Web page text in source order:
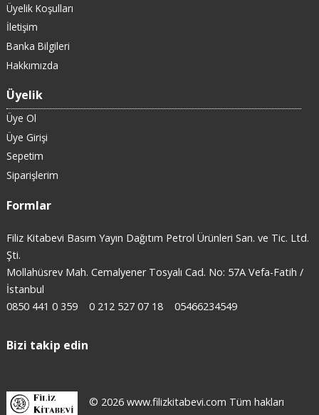
Üyelik Koşulları
İletişim
Banka Bilgileri
Hakkımızda
Üyelik
Üye Ol
Üye Girişi
Sepetim
Siparişlerim
Formlar
Filiz Kitabevi Basım Yayın Dağıtım Petrol Ürünleri San. ve Tic. Ltd.
Şti.
Mollahüsrev Mah. Cemalyener Tosyalı Cad. No: 57A Vefa-Fatih /
İstanbul
0850 441 0 359
0 212 527 07 18 05466234549
Bizi takip edin
© 2026 www.filizkitabevi.com Tüm hakları